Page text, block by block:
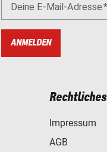
Deine E-Mail-Adresse
ANMELDEN
Rechtliches
Impressum
AGB